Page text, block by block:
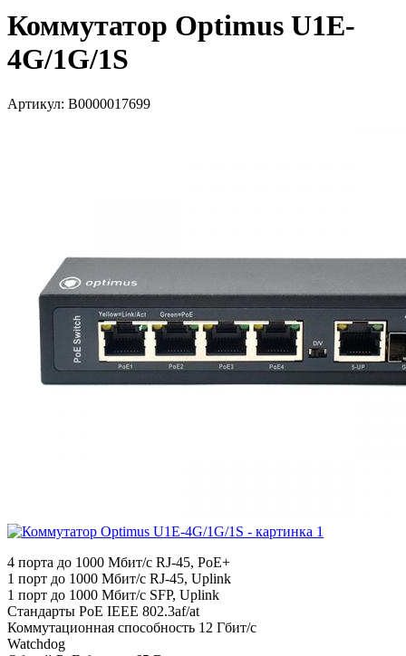
Коммутатор Optimus U1E-
4G/1G/1S
Артикул: В0000017699
4 порта до 1000 Мбит/с RJ-45, PoE+
1 порт до 1000 Мбит/с RJ-45, Uplink
1 порт до 1000 Мбит/с SFP, Uplink
Стандарты PoE IEEE 802.3af/at
Коммутационная способность 12 Гбит/с
Watchdog